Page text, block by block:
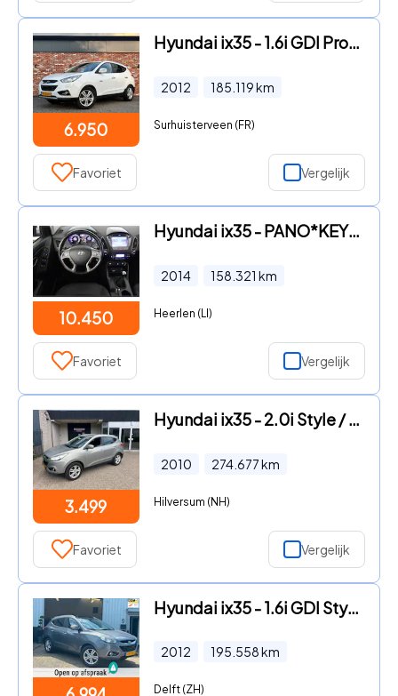
6.950
Hyundai ix35 - 1.6i GDI Pro Cruise Stoelverw Leer Clima Hoogzitter Orig.NL
2012 185.119km
Surhuisterveen (FR)
Favoriet Vergelijk
10.450
Hyundai ix35 - PANO*KEYLESS GO*NAVI*CRUISE*CAMERA*LEDER
2014 158.321 km
Heerlen (LI)
Favoriet Vergelijk
3.499
Hyundai ix35 - 2.0i Style / APK APRIL 2027 / EXPORT / CLIMA / EURO-5
2010 274.677km
Hilversum (NH)
Favoriet Vergelijk
Hyundai ix35 - 1.6i GDI Style | PANO | ACHTERUITCAMERA | VOL
2012 195.558km
Delft (ZH)